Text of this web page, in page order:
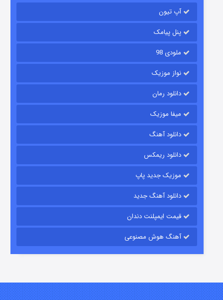
قسمت
قسمت۲ (دوبله) منتشر شد
آپ تیون
پنل پیامک
ملودی 98
نواز موزیک
دانلود رمان
میفا موزیک
دانلود آهنگ
دانلود ریمکس
موزیک جدید پاپ
دانلود آهنگ جدید
قیمت ایمپلنت دندان
آهنگ هوش مصنوعی